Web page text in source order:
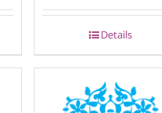
Details